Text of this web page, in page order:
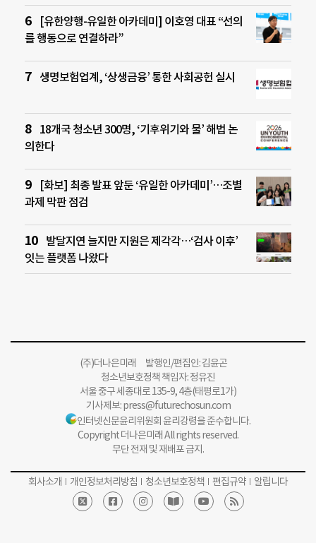
[유한양행-유일한 아카데미] 이호영 대표 “선의
를 행동으로 연결하라”
생명보험업계, ‘상생금융’ 통한 사회공헌 실시
18개국 청소년 300명, ‘기후위기와 물’ 해법 논
의한다
[화보] 최종 발표 앞둔 ‘유일한 아카데미’…조별
과제 막판 점검
발달지연 늘지만 지원은 제각각…‘검사 이후’
잇는 플랫폼 나왔다
(주)더나은미래 발행인/편집인: 김윤곤
청소년보호정책 책임자: 정유진
서울 중구 세종대로 135-9, 4층(태평로1가)
기사제보:press@futurechosun.com
인터넷신문윤리위원회 윤리강령을 준수합니다.
Copyright 더나은미래 All rights reserved.
무단 전재 및 재배포 금지.
회사소개 개인정보처리방침 청소년보호정책 편집규약 알립니다